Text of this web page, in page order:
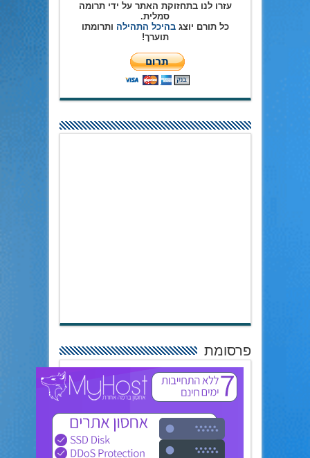
עזרו לנו בתחזוקת האתר על ידי תרומה
סמלית.
כל תורם יוצגבהיכל התהילה ותרומתו
תוערך!
פרסומת